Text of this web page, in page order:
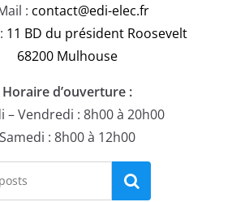
: contact@edi-elec.fr
11 BD du président Roosevelt
68200 Mulhouse
Horaire d’ouverture :
– Vendredi : 8h00 à 20h00
Samedi : 8h00 à 12h00
Rechercher